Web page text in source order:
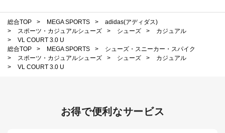
総合TOP > MEGA SPORTS >
adidas(アディダス)
>
スポーツ・カジュアルシューズ > シューズ >
カジュアル
>
VL COURT 3.0 U
総合TOP
> MEGA SPORTS >
シューズ・スニーカー・スパイク
>
スポーツ・カジュアルシューズ > シューズ >
カジュアル
>
VL COURT 3.0 U
お得で便利なサービス